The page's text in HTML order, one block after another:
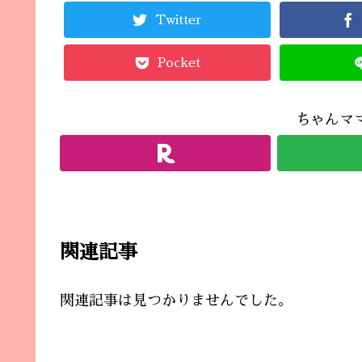
Twitter
Pocket
ちゃんマ
関連記事
関連記事は見つかりませんでした。